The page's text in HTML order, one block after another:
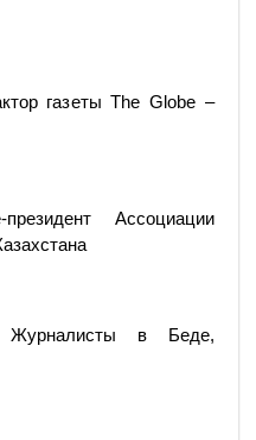
газеты The Globe –
Ассоциации
Журналисты в Беде,